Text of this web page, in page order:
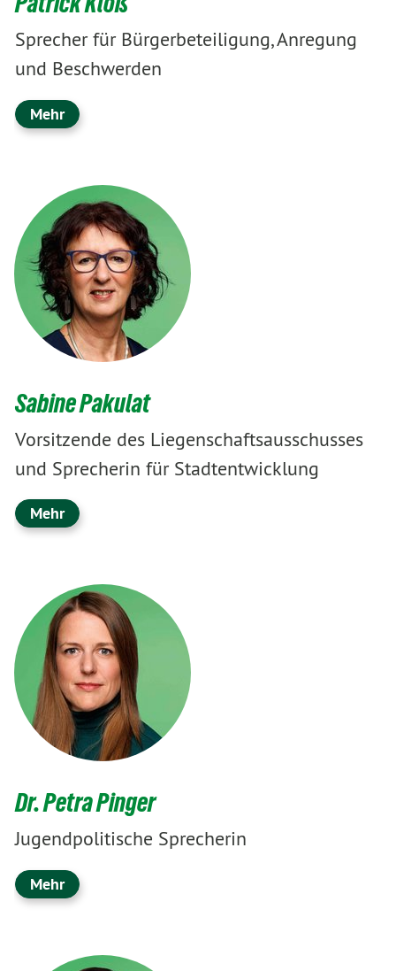
Sprecher für Bürgerbeteiligung, Anregung
und Beschwerden
Mehr
Sabine Pakulat
Vorsitzende des Liegenschaftsausschusses
und Sprecherin für Stadtentwicklung
Mehr
Dr. Petra Pinger
Jugendpolitische Sprecherin
Mehr